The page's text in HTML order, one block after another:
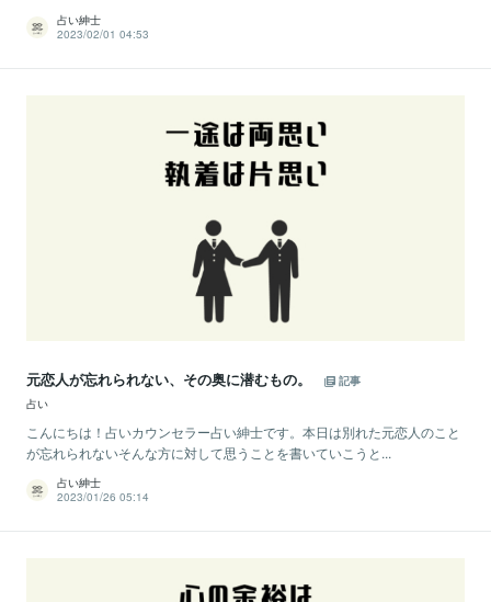
占い紳士
2023/02/01 04:53
元恋人が忘れられない、その奥に潜むもの。
記事
占い
こんにちは！占いカウンセラー占い紳士です。本日は別れた元恋人のこと
が忘れられないそんな方に対して思うことを書いていこうと...
占い紳士
2023/01/26 05:14